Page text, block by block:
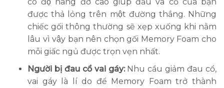
có độ nâng đỡ cao giúp đầu và cổ của bạn
được thả lỏng trên một đường thẳng. Những
chiếc gối thông thường sẽ xẹp xuống khi nằm
lâu vì vậy bạn nên chọn gối Memory Foam cho
mỗi giấc ngủ được trọn vẹn nhất.
Người bị đau cổ vai gáy:Nhu cầu giảm đau cổ,
vai gáy là lí do để Memory Foam trở thành